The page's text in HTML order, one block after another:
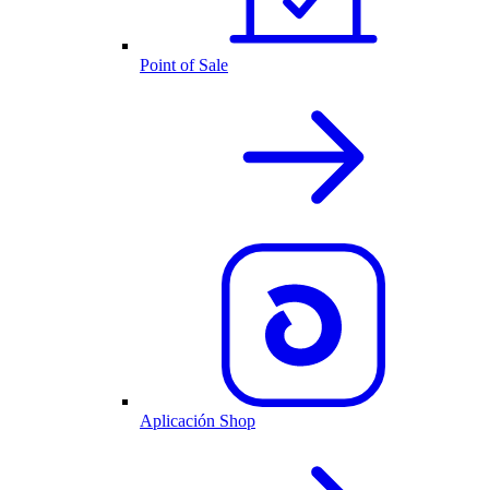
Point of Sale
Aplicación Shop